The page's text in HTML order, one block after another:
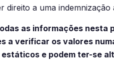
direito a uma indemnização
as informações nesta
a verificar os valores
estáticos e podem ter-se